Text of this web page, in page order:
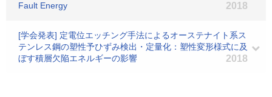
Fault Energy
2018
[学会発表] 定電位エッチング手法によるオーステナイト系ス
テンレス鋼の塑性予ひずみ検出・定量化：塑性変形様式に及
ぼす積層欠陥エネルギーの影響
2018